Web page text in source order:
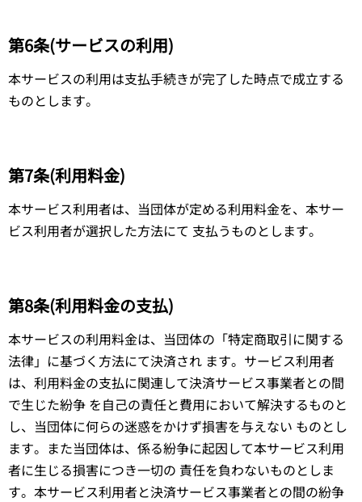
第6条(サービスの利用)
本サービスの利用は支払手続きが完了した時点で成立する
ものとします。
第7条(利用料金)
本サービス利用者は、当団体が定める利用料金を、本サー
ビス利用者が選択した方法にて 支払うものとします。
第8条(利用料金の支払)
本サービスの利用料金は、当団体の「特定商取引に関する
法律」に基づく方法にて決済され ます。サービス利用者
は、利用料金の支払に関連して決済サービス事業者との間
で生じた紛争 を自己の責任と費用において解決するものと
し、当団体に何らの迷惑をかけず損害を与えない ものとし
ます。また当団体は、係る紛争に起因して本サービス利用
者に生じる損害につき一切の 責任を負わないものとしま
す。本サービス利用者と決済サービス事業者との間の紛争